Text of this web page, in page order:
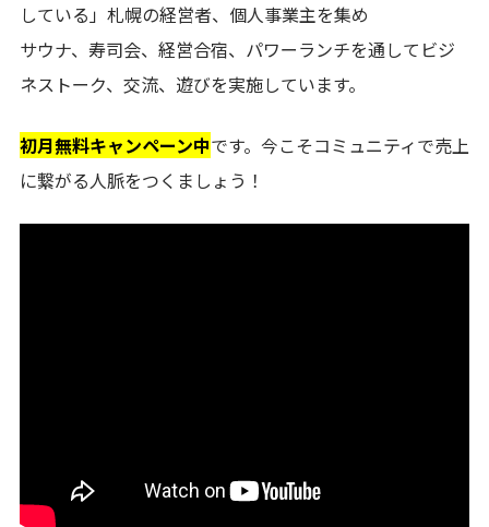
している」札幌の経営者、個人事業主を集め
サウナ、寿司会、経営合宿、パワーランチを通してビジ
ネストーク、交流、遊びを実施しています。
初月無料キャンペーン中です。今こそコミュニティで売上
に繋がる人脈をつくましょう！